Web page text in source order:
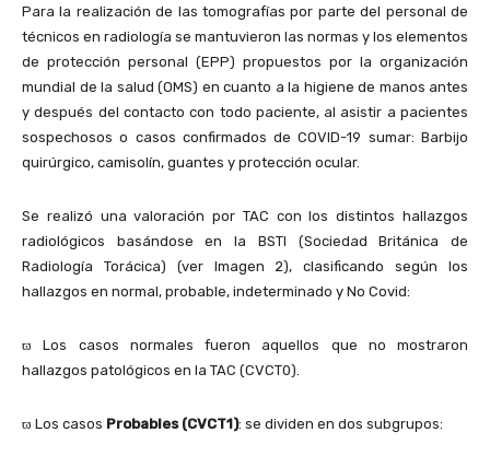
Para la realización de las tomografías por parte del personal de
técnicos en radiología se mantuvieron las normas y los elementos
de protección personal (EPP) propuestos por la organización
mundial de la salud (OMS) en cuanto a la higiene de manos antes
y después del contacto con todo paciente, al asistir a pacientes
sospechosos o casos confirmados de COVID-19 sumar: Barbijo
quirúrgico, camisolín, guantes y protección ocular.
Se realizó una valoración por TAC con los distintos hallazgos
radiológicos basándose en la BSTI (Sociedad Británica de
Radiología Torácica) (ver Imagen 2), clasificando según los
hallazgos en normal, probable, indeterminado y No Covid:
ϖ Los casos normales fueron aquellos que no mostraron
hallazgos patológicos en la TAC (CVCT0).
ϖ Los casos Probables (CVCT1): se dividen en dos subgrupos: